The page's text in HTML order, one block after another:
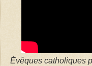
Évêques catholiques